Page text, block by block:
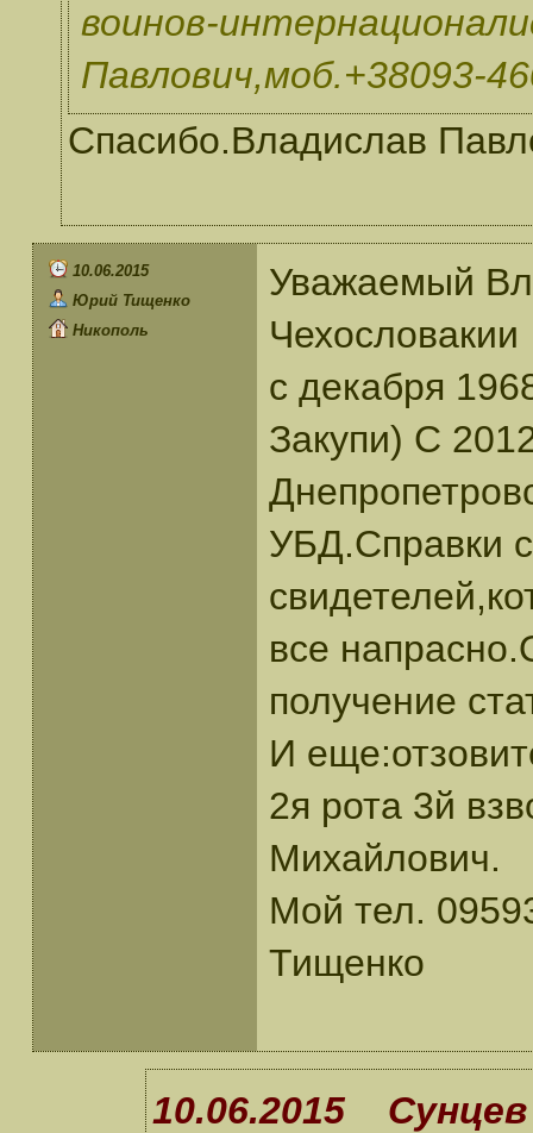
воинов-
Павлович,моб.+38093-
Спасибо.Владислав
10.06.2015
Юрий Тищенко
Никополь
Уважаемый
Чехословакии
с декабря
Закупи) С
УБД.Справки
все
получение
И
2я рота 3й
Михайлович.
Мой тел.
Тищенко
10.06.2015